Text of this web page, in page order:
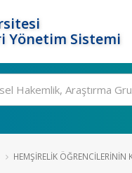
Yönetim Sistemi
HEMŞIRELIK ÖĞRENCILERININ